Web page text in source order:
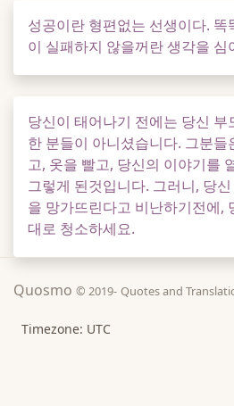
성공이란 형편없는 선생이다. 똑
이 실패하지 않을꺼란 생각을 심
당신이 태어나기 전에는 당신
한 분들이 아니셨습니다. 그분들
고, 옷을 빨고, 당신의 이야기를
그렇게 된것입니다. 그러니, 당
을 망가뜨린다고 비난하기전에,
대로 청소하세요.
Quosmo © 2019- Quotes and
Timezone: UTC